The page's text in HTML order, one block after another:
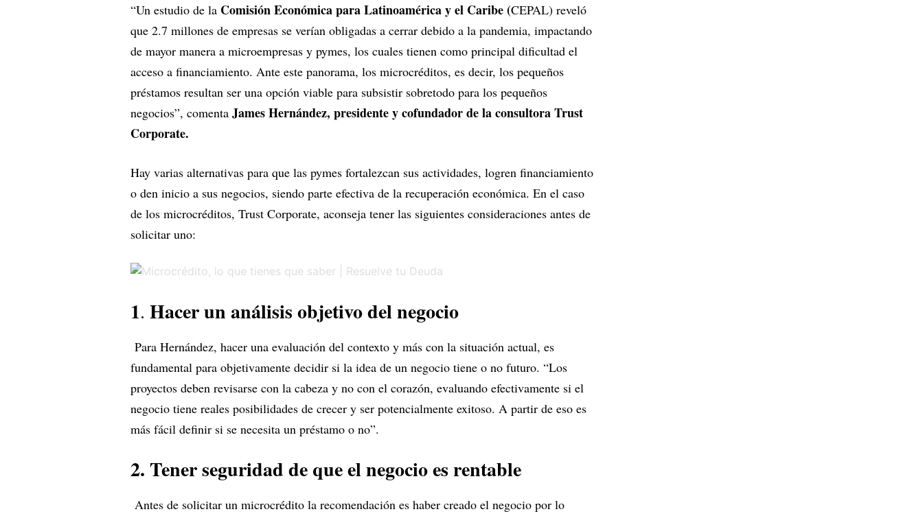
“Un estudio de la Comisión Económica para Latinoamérica y el Caribe (CEPAL) reveló
que 2.7 millones de empresas se verían obligadas a cerrar debido a la pandemia, impactando
de mayor manera a microempresas y pymes, los cuales tienen como principal dificultad el
acceso a financiamiento. Ante este panorama, los microcréditos, es decir, los pequeños
préstamos resultan ser una opción viable para subsistir sobretodo para los pequeños
negocios”, comenta James Hernández, presidente y cofundador de la consultora Trust
Corporate.
Hay varias alternativas para que las pymes fortalezcan sus actividades, logren financiamiento
o den inicio a sus negocios, siendo parte efectiva de la recuperación económica. En el caso
de los microcréditos, Trust Corporate, aconseja tener las siguientes consideraciones antes de
solicitar uno:
1. Hacer un análisis objetivo del negocio
Para Hernández, hacer una evaluación del contexto y más con la situación actual, es
fundamental para objetivamente decidir si la idea de un negocio tiene o no futuro. “Los
proyectos deben revisarse con la cabeza y no con el corazón, evaluando efectivamente si el
negocio tiene reales posibilidades de crecer y ser potencialmente exitoso. A partir de eso es
más fácil definir si se necesita un préstamo o no”.
2. Tener seguridad de que el negocio es rentable
Antes de solicitar un microcrédito la recomendación es haber creado el negocio por lo